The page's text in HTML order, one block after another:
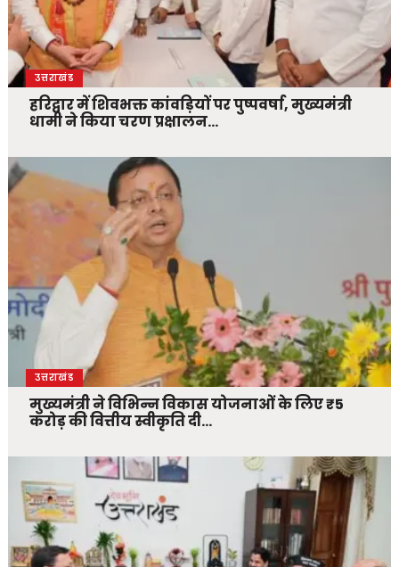
उत्तराखंड
हरिद्वार में शिवभक्त कांवड़ियों पर पुष्पवर्षा, मुख्यमंत्री
धामी ने किया चरण प्रक्षालन…
उत्तराखंड
मुख्यमंत्री ने विभिन्न विकास योजनाओं के लिए ₹5
करोड़ की वित्तीय स्वीकृति दी…